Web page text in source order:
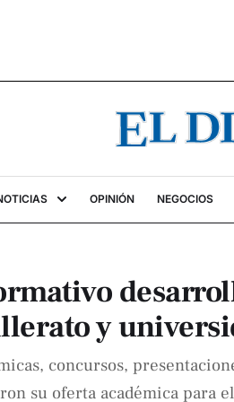
OPINIÓN NEGOCIOS
y
concursos,
su oferta académica para